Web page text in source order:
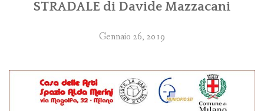
STRADALE di Davide Mazzacani
Gennaio 26, 2019